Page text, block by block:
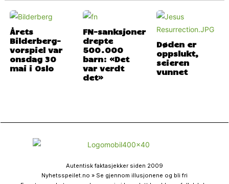
Årets
Bilderberg-
vorspiel var
onsdag 30
mai i Oslo
FN-sanksjoner
drepte
500.000
barn: «Det
var verdt
det»
Døden er
oppslukt,
seieren
vunnet
Autentisk faktasjekker siden 2009
Nyhetsspeilet.no » Se gjennom illusjonene og bli fri